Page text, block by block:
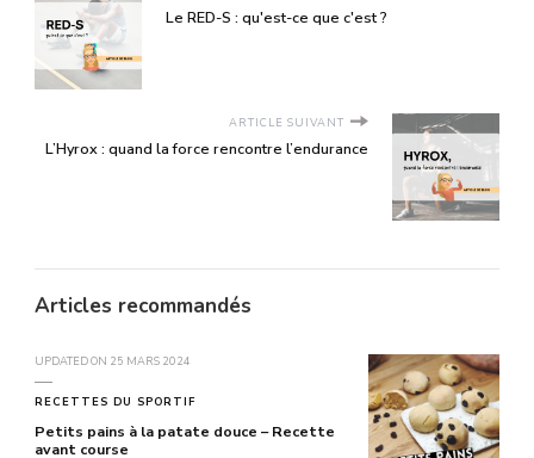
Le RED-S : qu'est-ce que c'est ?
ARTICLE SUIVANT
L’Hyrox : quand la force rencontre l’endurance
Articles recommandés
UPDATED ON 25 MARS 2024
RECETTES DU SPORTIF
Petits pains à la patate douce – Recette
avant course